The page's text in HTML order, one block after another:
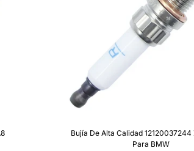
Bujía De Alta Calidad 12120037244
Para BMW